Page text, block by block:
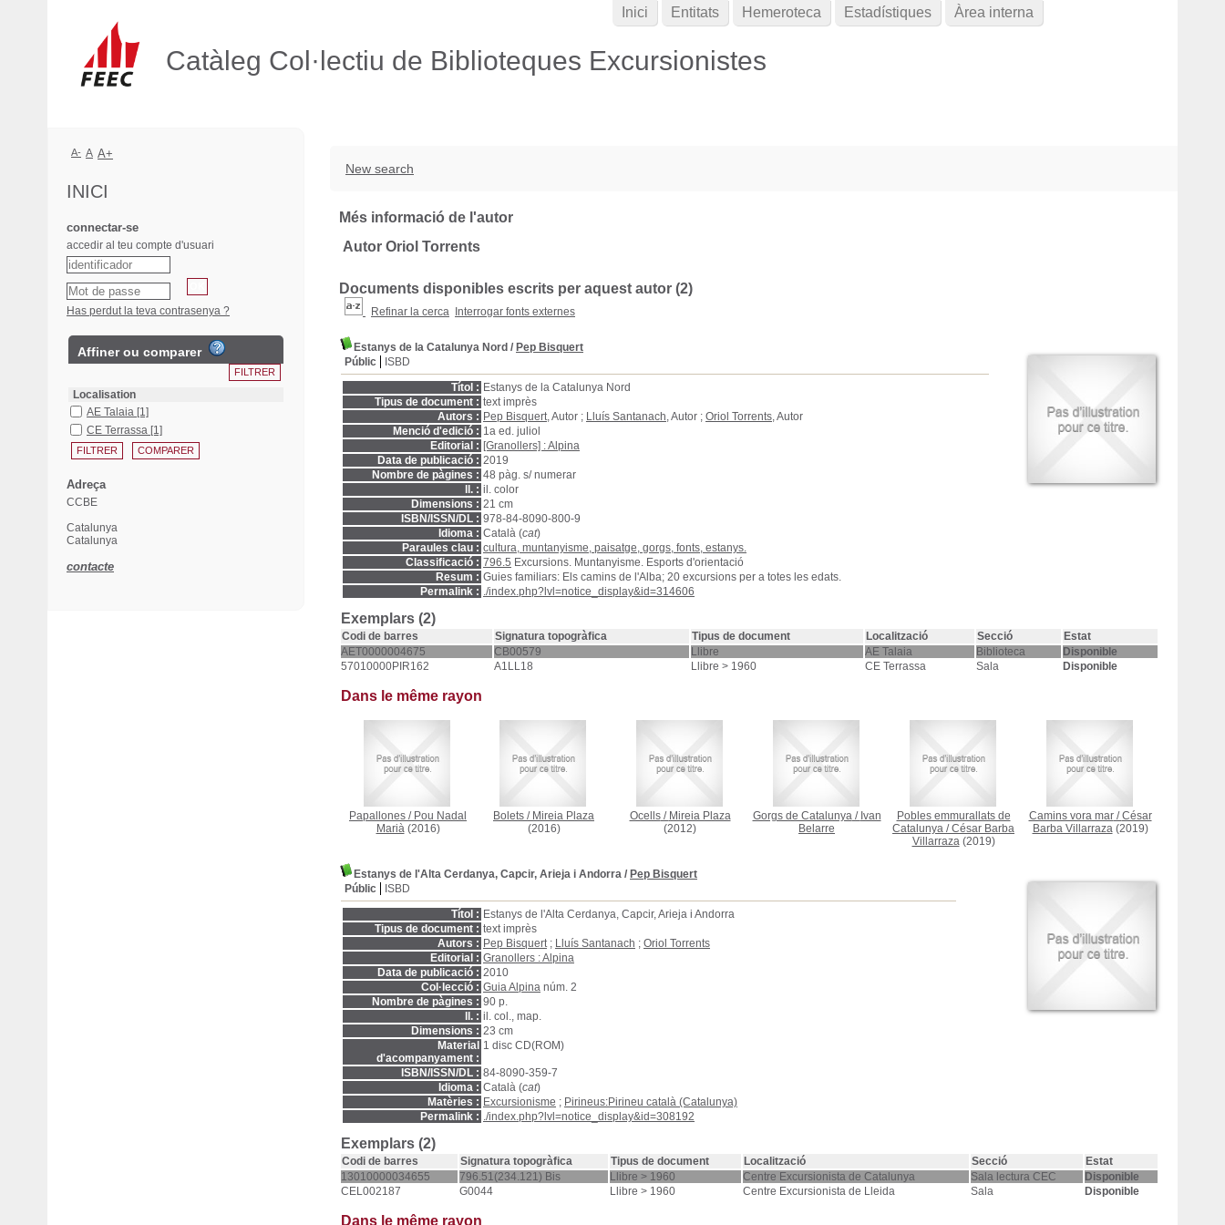
Catàleg Col·lectiu de Biblioteques Excursionistes
New search
Més informació de l'autor
Autor Oriol Torrents
Documents disponibles escrits per aquest autor (2)
Refinar la cerca Interrogar fonts externes
Estanys de la Catalunya Nord / Pep Bisquert
Públic
ISBD
Títol : Estanys de la Catalunya Nord
Tipus de document : text imprès
Autors : Pep Bisquert, Autor ; Lluís Santanach, Autor ; Oriol Torrents, Autor
Menció d'edició : 1a ed. juliol
Editorial : [Granollers] : Alpina
Data de publicació : 2019
Nombre de pàgines : 48 pàg. s/ numerar
ll. : il. color
Dimensions : 21 cm
ISBN/ISSN/DL : 978-84-8090-800-9
Idioma : Català (cat)
Paraules clau : cultura, muntanyisme, paisatge, gorgs, fonts, estanys.
Classificació : 796.5 Excursions. Muntanyisme. Esports d'orientació
Resum : Guies familiars: Els camins de l'Alba; 20 excursions per a totes les edats.
Permalink : ./index.php?lvl=notice_display&id=314606
Exemplars (2)
Codi de barres Signatura topogràfica Tipus de document Localització Secció
Estat
AET0000004675
CB00579 Llibre AE Talaia Biblioteca
Disponible
57010000PIR162
A1LL18 Llibre > 1960 CE Terrassa Sala Disponible
Dans le même rayon
Papallones / Pou Nadal
Marià(2016)
Bolets / Mireia Plaza
(2016)
Ocells/ Mireia Plaza
(2012)
Gorgs de Catalunya/ Ivan
Belarre
Pobles emmurallats de
Catalunya /César Barba
Villarraza(2019)
Camins vora mar/César
Barba Villarraza(2019)
Estanys de l'Alta Cerdanya, Capcir, Arieja i Andorra / Pep Bisquert
Públic
ISBD
Títol : Estanys de l'Alta Cerdanya, Capcir, Arieja i Andorra
Tipus de document : text imprès
Autors : Pep Bisquert; Lluís Santanach ; Oriol Torrents
Editorial : Granollers : Alpina
Data de publicació : 2010
Col·lecció : Guia Alpina núm. 2
Nombre de pàgines : 90 p.
ll. : il. col., map.
Dimensions : 23 cm
Material
d'acompanyament :
1 disc CD(ROM)
ISBN/ISSN/DL : 84-8090-359-7
Idioma : Català (cat)
Matèries : Excursionisme ; Pirineus:Pirineu català (Catalunya)
Permalink : ./index.php?lvl=notice_display&id=308192
Exemplars (2)
Codi de barres Signatura topogràfica Tipus de document Localització Secció
Estat
13010000034655
796.51(234.121) Bis Llibre > 1960 Centre Excursionista de Catalunya Sala lectura CEC
Disponible
CEL002187
G0044 Llibre > 1960 Centre Excursionista de Lleida Sala Disponible
Dans le même rayon
Inici Entitats Hemeroteca Estadístiques Àrea interna
A- A A+
INICI
connectar-se
accedir al teu compte d'usuari
Has perdut la teva contrasenya ?
Affiner ou comparer
Localisation
AE Talaia [1]
CE Terrassa [1]
Adreça
CCBE
Catalunya
Catalunya
contacte